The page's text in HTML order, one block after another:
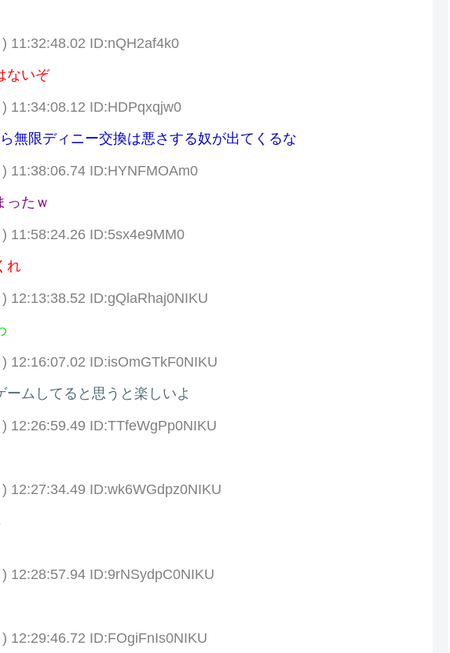
11:32:48.02 ID:nQH2af4k0
ないぞ
11:34:08.12 ID:HDPqxqjw0
無限ディニー交換は悪さする奴が出てくるな
11:38:06.74 ID:HYNFMOAm0
ったｗ
11:58:24.26 ID:5sx4e9MM0
れ
12:13:38.52 ID:gQlaRhaj0NIKU
12:16:07.02 ID:isOmGTkF0NIKU
ムしてると思うと楽しいよ
12:26:59.49 ID:TTfeWgPp0NIKU
12:27:34.49 ID:wk6WGdpz0NIKU
12:28:57.94 ID:9rNSydpC0NIKU
12:29:46.72 ID:FOgiFnIs0NIKU